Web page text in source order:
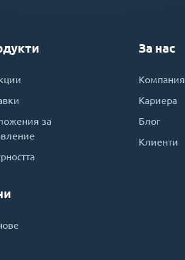
за
За нас
Компания
Кариера
Блог
Клиенти